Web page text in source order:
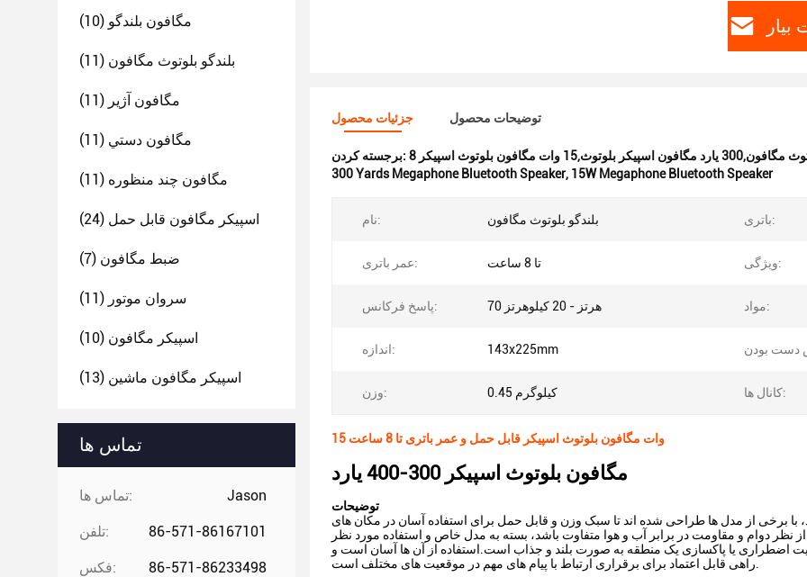
مگافون بلندگو (10)
بلندگو بلوتوث مگافون (11)
مگافون آژیر (11)
مگافون دستي (11)
مگافون چند منظوره (11)
اسپیکر مگافون قابل حمل (24)
ضبط مگافون (7)
سروان موتور (11)
اسپیکر مگافون (10)
اسپیکر مگافون ماشین (13)
تماس ها
تماس ها: Jason
تلفن: 86-571-86167101
فکس: 86-571-86233498
جزئیات محصول توضیحات محصول
برجسته کردن:
وات مگافون بلوتوث اسپیکر
300 Yards Megaphone Bluetooth Speaker, 15W Megaphone Bluetooth Speaker
نام: بلندگو بلوتوث مگافون باتری:
عمر باتری: تا 8 ساعت ویژگی:
پاسخ فرکانس: 70 هرتز - 20 کیلوهرتز مواد:
اندازه: 143x225mm
وزن: 0.45 کيلوگرم کانال ها:
15 وات مگافون بلوتوث اسپیکر قابل حمل و عمر باتری تا 8 ساعت
مگافون بلوتوث اسپيكر 300-400 يارد
توضیحات
برخی از مدل ها طراحی شده اند تا سبک وزن و قابل حمل برای استفاده آسان در مکان های
اضطراری یا پاکسازی یک منطقه به صورت بلند و جذاب است.استفاده از آن ها آسان است و
راهی قابل اعتماد برای برقراری ارتباط با پیام های مهم در موقعیت های مختلف است.